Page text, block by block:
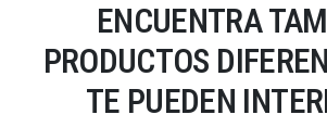
ENCUENTRA
PRODUCTOS
TE PUEDEN